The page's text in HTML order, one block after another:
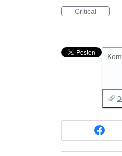
Critical